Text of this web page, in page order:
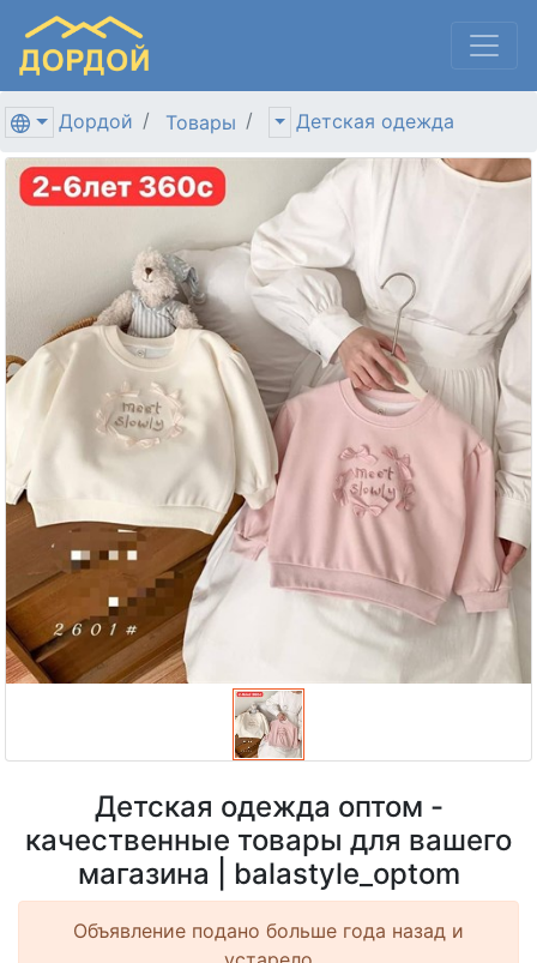
Дордой Товары Детская одежда
Детская одежда оптом -
качественные товары для вашего
магазина | balastyle_optom
Объявление подано больше года назад и